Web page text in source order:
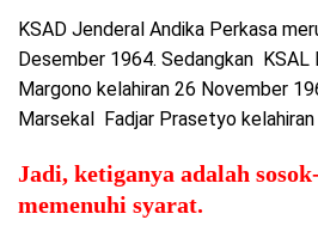
KSAD Jenderal Andika Perkasa
Desember 1964. Sedangkan KSAL
Margono kelahiran 26 November
Marsekal Fadjar Prasetyo
Jadi, ketiganya adalah
memenuhi syarat.